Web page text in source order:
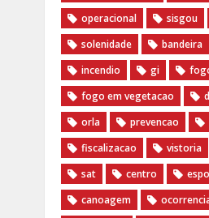
operacional
sisgou
solenidade
bandeira
incendio
gi
fogo em vegetacao
orla
prevencao
fiscalizacao
vistoria
sat
centro
canoagem